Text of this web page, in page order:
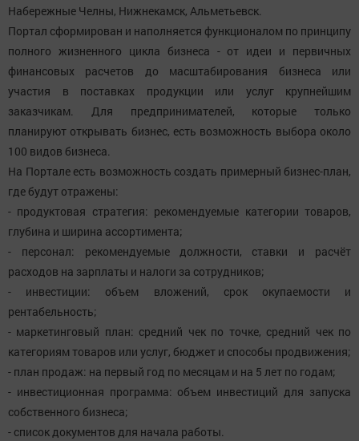
Набережные Челны, Нижнекамск, Альметьевск.
Портал сформирован и наполняется функционалом по принципу
полного жизненного цикла бизнеса - от идеи и первичных
финансовых расчетов до масштабирования бизнеса или
участия в поставках продукции или услуг крупнейшим
заказчикам. Для предпринимателей, которые только
планируют открывать бизнес, есть возможность выбора около
100 видов бизнеса.
На Портале есть возможность создать примерный бизнес-план,
где будут отражены:
- продуктовая стратегия: рекомендуемые категории товаров,
глубина и ширина ассортимента;
- персонал: рекомендуемые должности, ставки и расчёт
расходов на зарплаты и налоги за сотрудников;
- инвестиции: объем вложений, срок окупаемости и
рентабельность;
- маркетинговый план: средний чек по точке, средний чек по
категориям товаров или услуг, бюджет и способы продвижения;
- план продаж: на первый год по месяцам и на 5 лет по годам;
- инвестиционная программа: объем инвестиций для запуска
собственного бизнеса;
- список документов для начала работы.